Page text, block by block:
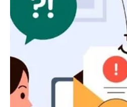
Eliana Lopez
8 abr
2 min de lectura
California
Identifican víctima de
resolver de 1980
Identifican víctima de homicidio